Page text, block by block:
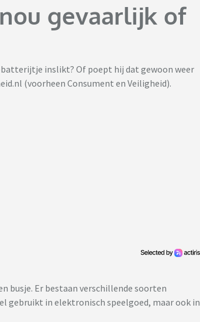
gevaarlijk of
inslikt? Of poept hij dat gewoon weer
(voorheen Consument en Veiligheid).
busje. Er bestaan verschillende soorten
gebruikt in elektronisch speelgoed, maar ook in